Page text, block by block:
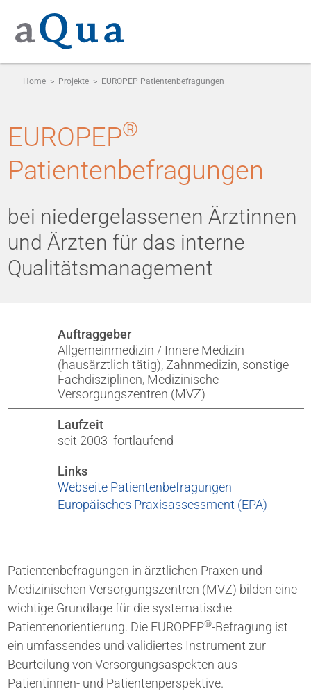
Home > Projekte > EUROPEP Patientenbefragungen
EUROPEP®
Patientenbefragungen
bei niedergelassenen Ärztinnen
und Ärzten für das interne
Qualitätsmanagement
Auftraggeber
Allgemeinmedizin / Innere Medizin
(hausärztlich tätig), Zahnmedizin, sonstige
Fachdisziplinen, Medizinische
Versorgungszentren (MVZ)
Laufzeit
seit 2003 fortlaufend
Links
Webseite Patientenbefragungen
Europäisches Praxisassessment (EPA)
Patientenbefragungen in ärztlichen Praxen und
Medizinischen Versorgungszentren (MVZ) bilden eine
wichtige Grundlage für die systematische
Patientenorientierung. Die EUROPEP®-Befragung ist
ein umfassendes und validiertes Instrument zur
Beurteilung von Versorgungsaspekten aus
Patientinnen- und Patientenperspektive.